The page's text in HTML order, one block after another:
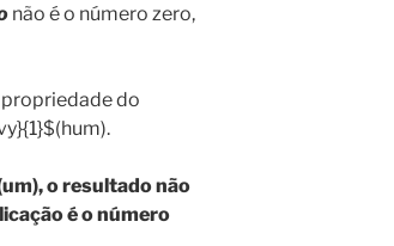
não é o número zero,
do
o resultado não
é o número